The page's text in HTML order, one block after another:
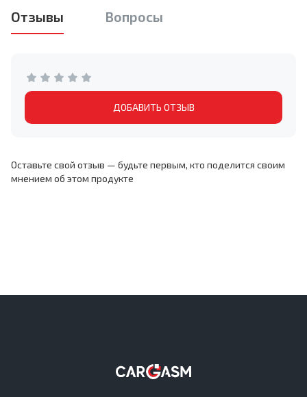
Отзывы Вопросы
ДОБАВИТЬ ОТЗЫВ
Оставьте свой отзыв — будьте первым, кто поделится своим
мнением об этом продукте